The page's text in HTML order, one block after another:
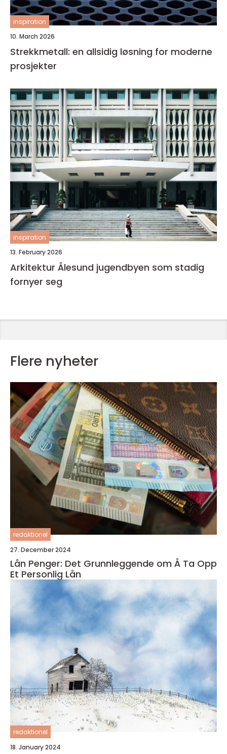
inspiration
10. March 2026
Strekkmetall: en allsidig løsning for moderne
prosjekter
inspiration
13. February 2026
Arkitektur Ålesund jugendbyen som stadig
fornyer seg
Flere nyheter
redaktionel
27. December 2024
Lån Penger: Det Grunnleggende om Å Ta Opp
Et Personlig Lån
redaktionel
18. January 2024